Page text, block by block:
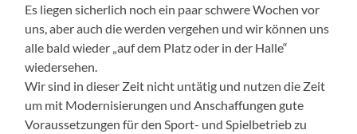
Es liegen sicherlich noch ein paar schwere Wochen vor
uns, aber auch die werden vergehen und wir können uns
alle bald wieder „auf dem Platz oder in der Halle“
wiedersehen.
Wir sind in dieser Zeit nicht untätig und nutzen die Zeit
um mit Modernisierungen und Anschaffungen gute
Voraussetzungen für den Sport- und Spielbetrieb zu